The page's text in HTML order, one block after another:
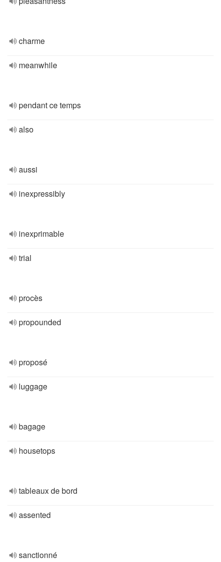
charme
meanwhile
pendant ce temps
also
aussi
inexpressibly
inexprimable
trial
procès
propounded
proposé
luggage
bagage
housetops
tableaux de bord
assented
sanctionné